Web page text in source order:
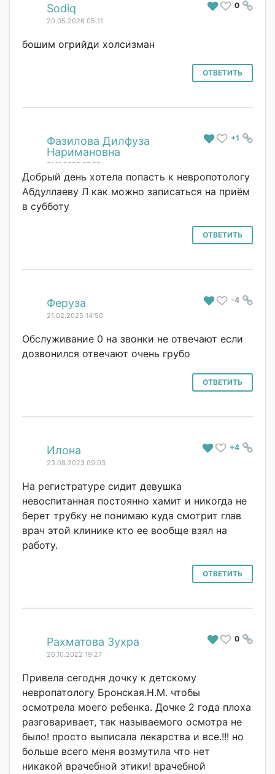
# 0
Sodiq
20.05.2026 05:11
бошим огрийди холсизман
ОТВЕТИТЬ
# +1
Фазилова Дилфуза
Наримановна
21.11.2025 07:05
Добрый день хотела попасть к невропотологу
Абдуллаеву Л как можно записаться на приём
в субботу
ОТВЕТИТЬ
# -4
Феруза
21.02.2025 14:50
Обслуживание 0 на звонки не отвечают если
дозвонился отвечают очень грубо
ОТВЕТИТЬ
# +4
Илона
23.08.2023 09:03
На регистратуре сидит девушка
невоспитанная постоянно хамит и никогда не
берет трубку не понимаю куда смотрит глав
врач этой клинике кто ее вообще взял на
работу.
ОТВЕТИТЬ
# 0
Рахматова Зухра
26.10.2022 19:27
Привела сегодня дочку к детскому
невропатологу Бронская.Н.М. чтобы
осмотрела моего ребенка. Дочке 2 года плоха
разговаривает, так называемого осмотра не
было! просто выписала лекарства и все.!!! но
больше всего меня возмутила что нет
никакой врачебной этики! врачебной